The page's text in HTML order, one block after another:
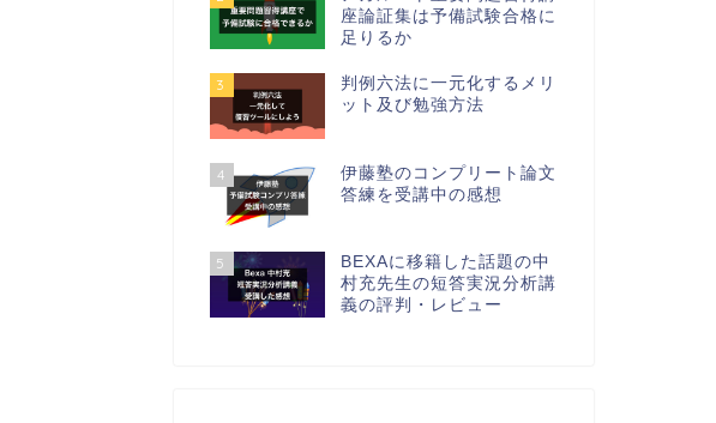
座論証集は予備試験合格に
足りるか
3
判例六法に一元化するメリ
ット及び勉強方法
4
伊藤塾のコンプリート論文
答練を受講中の感想
5
BEXAに移籍した話題の中
村充先生の短答実況分析講
義の評判・レビュー